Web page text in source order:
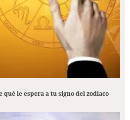
qué le espera a tu signo del zodiaco